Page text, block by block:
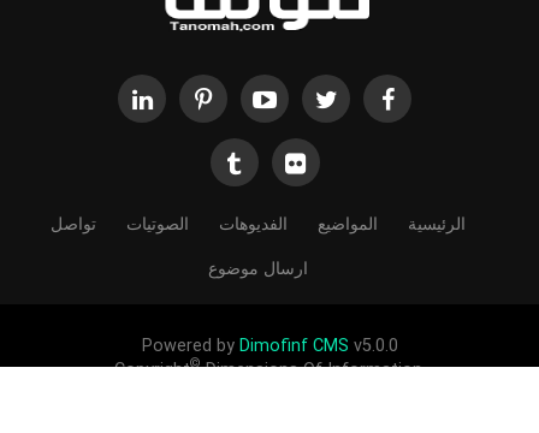
الرئيسية المواضيع الفديوهات الصوتيات تواصل
ارسال موضوع
Powered by Dimofinf CMS v5.0.0
Copyright©Dimensions Of Information.